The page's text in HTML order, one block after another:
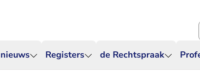
Registers de Rechtspraak